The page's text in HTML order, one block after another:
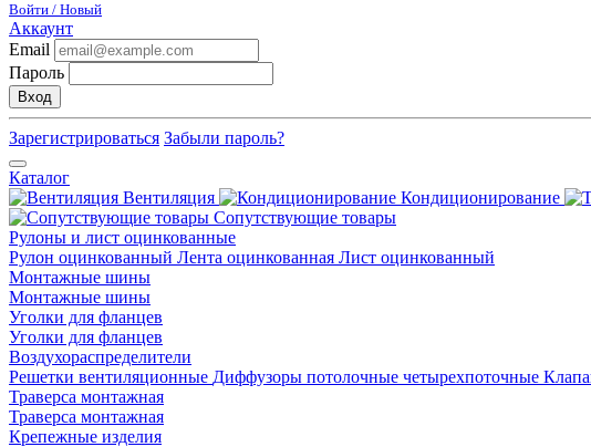
Войти / Новый
Аккаунт
Email
Пароль
Вход
Зарегистрироваться Забыли пароль?
Каталог
Вентиляция
Кондиционирование
Сопутствующие товары
Рулоны и лист оцинкованные
Рулон оцинкованный Лента оцинкованная Лист оцинкованный
Монтажные шины
Монтажные шины
Уголки для фланцев
Уголки для фланцев
Воздухораспределители
Решетки вентиляционные Диффузоры потолочные четырехпоточные
Траверса монтажная
Траверса монтажная
Крепежные изделия